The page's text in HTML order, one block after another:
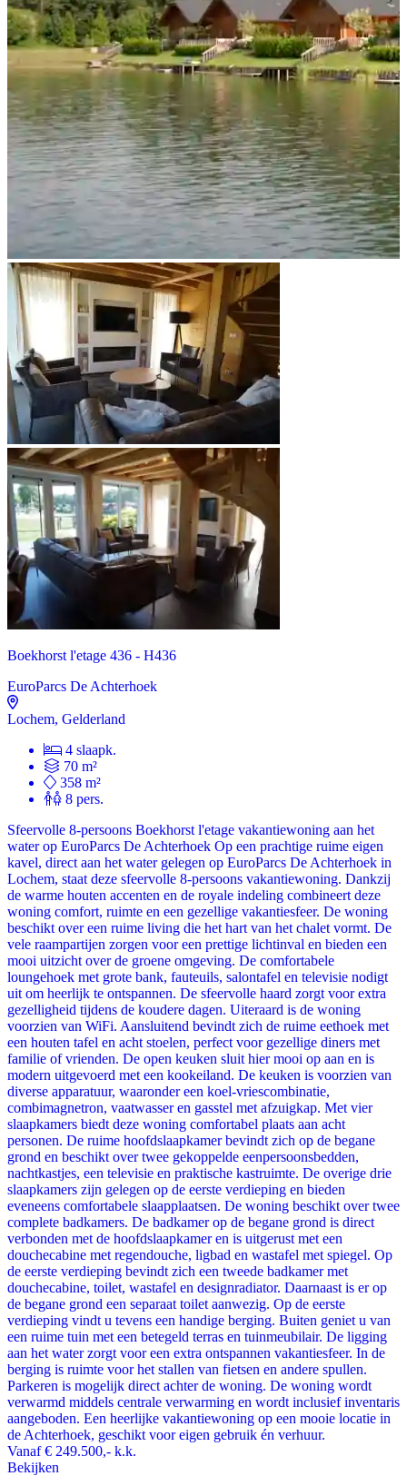
Boekhorst l'etage 436 - H436
EuroParcs De Achterhoek
Lochem, Gelderland
4 slaapk.
70 m²
358 m²
8 pers.
Sfeervolle 8-persoons Boekhorst l'etage vakantiewoning aan het
water op EuroParcs De Achterhoek Op een prachtige ruime eigen
kavel, direct aan het water gelegen op EuroParcs De Achterhoek in
Lochem, staat deze sfeervolle 8-persoons vakantiewoning. Dankzij
de warme houten accenten en de royale indeling combineert deze
woning comfort, ruimte en een gezellige vakantiesfeer. De woning
beschikt over een ruime living die het hart van het chalet vormt. De
vele raampartijen zorgen voor een prettige lichtinval en bieden een
mooi uitzicht over de groene omgeving. De comfortabele
loungehoek met grote bank, fauteuils, salontafel en televisie nodigt
uit om heerlijk te ontspannen. De sfeervolle haard zorgt voor extra
gezelligheid tijdens de koudere dagen. Uiteraard is de woning
voorzien van WiFi. Aansluitend bevindt zich de ruime eethoek met
een houten tafel en acht stoelen, perfect voor gezellige diners met
familie of vrienden. De open keuken sluit hier mooi op aan en is
modern uitgevoerd met een kookeiland. De keuken is voorzien van
diverse apparatuur, waaronder een koel-vriescombinatie,
combimagnetron, vaatwasser en gasstel met afzuigkap. Met vier
slaapkamers biedt deze woning comfortabel plaats aan acht
personen. De ruime hoofdslaapkamer bevindt zich op de begane
grond en beschikt over twee gekoppelde eenpersoonsbedden,
nachtkastjes, een televisie en praktische kastruimte. De overige drie
slaapkamers zijn gelegen op de eerste verdieping en bieden
eveneens comfortabele slaapplaatsen. De woning beschikt over twee
complete badkamers. De badkamer op de begane grond is direct
verbonden met de hoofdslaapkamer en is uitgerust met een
douchecabine met regendouche, ligbad en wastafel met spiegel. Op
de eerste verdieping bevindt zich een tweede badkamer met
douchecabine, toilet, wastafel en designradiator. Daarnaast is er op
de begane grond een separaat toilet aanwezig. Op de eerste
verdieping vindt u tevens een handige berging. Buiten geniet u van
een ruime tuin met een betegeld terras en tuinmeubilair. De ligging
aan het water zorgt voor een extra ontspannen vakantiesfeer. In de
berging is ruimte voor het stallen van fietsen en andere spullen.
Parkeren is mogelijk direct achter de woning. De woning wordt
verwarmd middels centrale verwarming en wordt inclusief inventaris
aangeboden. Een heerlijke vakantiewoning op een mooie locatie in
de Achterhoek, geschikt voor eigen gebruik én verhuur.
Vanaf € 249.500,- k.k.
Bekijken